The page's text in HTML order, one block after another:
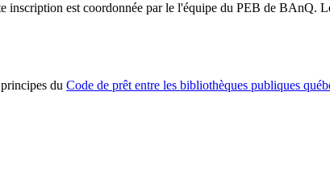
est coordonnée par le l'équipe du PEB de BAnQ.
du Code de prêt entre les bibliothèques publiques